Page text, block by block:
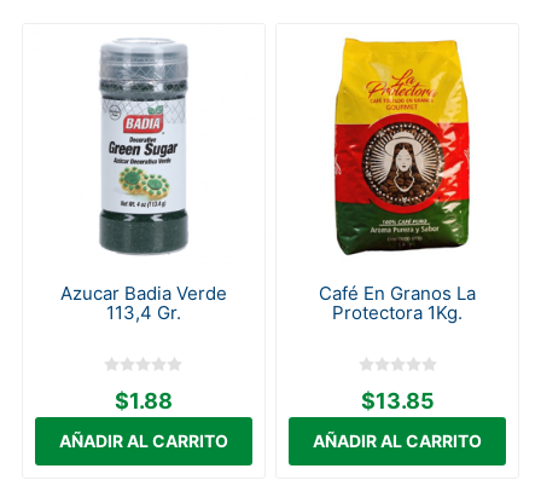
Azucar Badia Verde
113,4 Gr.
$1.88
Café En Granos La
Protectora 1Kg.
$13.85